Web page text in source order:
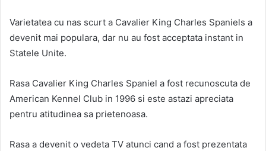
Varietatea cu nas scurt a Cavalier King Charles Spaniels a
devenit mai populara, dar nu au fost acceptata instant in
Statele Unite.
Rasa Cavalier King Charles Spaniel a fost recunoscuta de
American Kennel Club in 1996 si este astazi apreciata
pentru atitudinea sa prietenoasa.
Rasa a devenit o vedeta TV atunci cand a fost prezentata